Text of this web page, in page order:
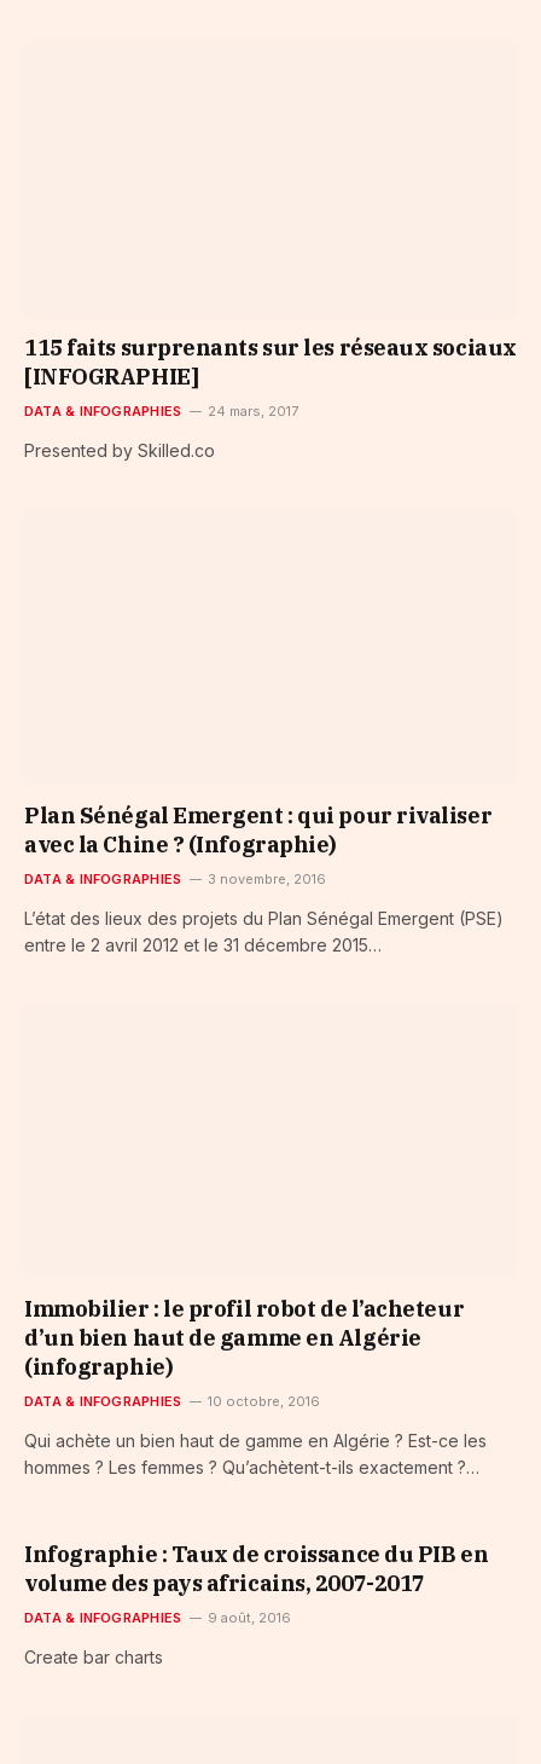
115 faits surprenants sur les réseaux sociaux
[INFOGRAPHIE]
DATA & INFOGRAPHIES 24 mars, 2017
Presented by Skilled.co
Plan Sénégal Emergent : qui pour rivaliser
avec la Chine ? (Infographie)
DATA & INFOGRAPHIES 3 novembre, 2016
L’état des lieux des projets du Plan Sénégal Emergent (PSE)
entre le 2 avril 2012 et le 31 décembre 2015…
Immobilier : le profil robot de l’acheteur
d’un bien haut de gamme en Algérie
(infographie)
DATA & INFOGRAPHIES 10 octobre, 2016
Qui achète un bien haut de gamme en Algérie ? Est-ce les
hommes ? Les femmes ? Qu’achètent-t-ils exactement ?…
Infographie : Taux de croissance du PIB en
volume des pays africains, 2007-2017
DATA & INFOGRAPHIES 9 août, 2016
Create bar charts